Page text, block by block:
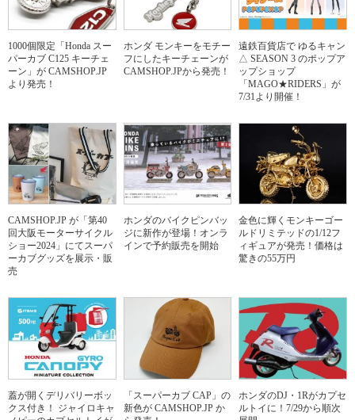
1000個限定「Honda スー
パーカブ C125 キーチェ
ーン」が CAMSHOP.JP
より発売！
ホンダ モンキーをモチー
フにしたキーチェーンが
CAMSHOP.JPから発売！
遠鉄百貨店で ゆるキャン
△ SEASON 3 のポップア
ップショップ
「MAGO★RIDERS」が
7/31より開催！
CAMSHOP.JP が「第40
回大阪モーターサイクル
ショー2024」にてスーパ
ーカブグッズを展示・販
売
ホンダのバイクピンバッ
ジに新作が登場！オンラ
インで予約販売を開始
金色に輝くモンキーゴー
ルドリミテッドの1/12フ
ィギュアが発売！価格は
驚きの55万円
蓋が開くデリバリーボッ
クス付き！ ジャイロキャ
「スーパーカブ CAP」の
新色が CAMSHOP.JP か
ホンダのDJ・1Rがカプセ
ルトイに！7/29から順次